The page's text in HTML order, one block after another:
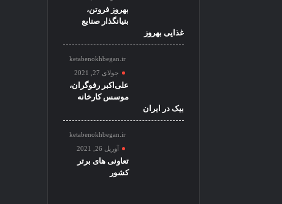
بهروز فروتن،
بنیانگذار صنایع
غذایی بهروز
ketabenokhbegan.ir
جولای 27, 2021
علی‌اکبر رفوگران،
موسس کارخانه
بیک در ایران
ketabenokhbegan.ir
آوریل 26, 2021
تعاونی های برتر
کشور